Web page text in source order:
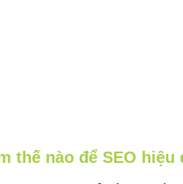
thế nào để SEO